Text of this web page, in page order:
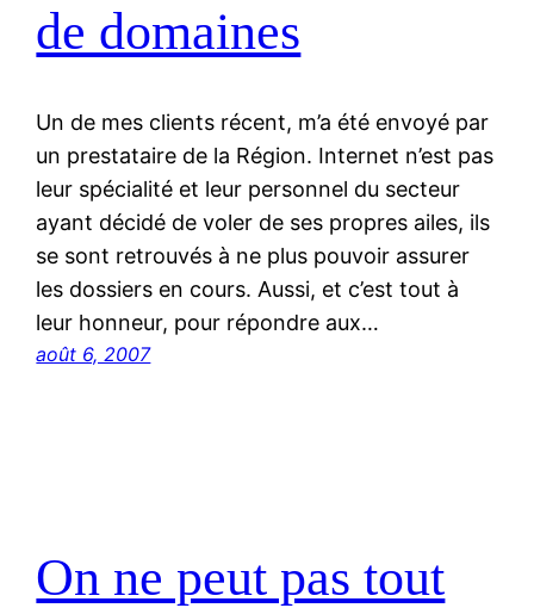
de domaines
Un de mes clients récent, m’a été envoyé par
un prestataire de la Région. Internet n’est pas
leur spécialité et leur personnel du secteur
ayant décidé de voler de ses propres ailes, ils
se sont retrouvés à ne plus pouvoir assurer
les dossiers en cours. Aussi, et c’est tout à
leur honneur, pour répondre aux…
août 6, 2007
On ne peut pas tout